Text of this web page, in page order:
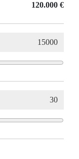
120.000 €